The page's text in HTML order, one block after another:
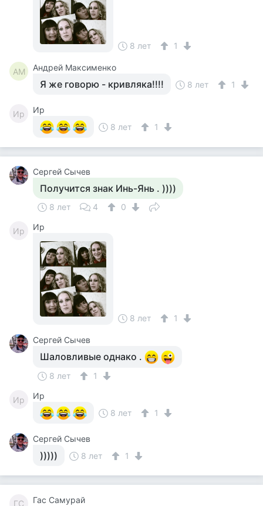
8 лет 1
АМ Андрей Максименко
Я же говорю - кривляка!!!! 8 лет 1
Ир
Ир
8 лет
1
Сергей Сычев
Получится знак Инь-Янь . ))))
8 лет 4 0
Ир Ир
8 лет 1
Сергей Сычев
Шаловливые однако .
8 лет 1
Ир
Ир
8 лет
1
Сергей Сычев
))))) 8 лет 1
ГС Гас Самурай